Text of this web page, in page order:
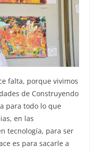
falta, porque vivimos
de Construyendo
para todo lo que
en las
tecnología, para ser
es para sacarle a